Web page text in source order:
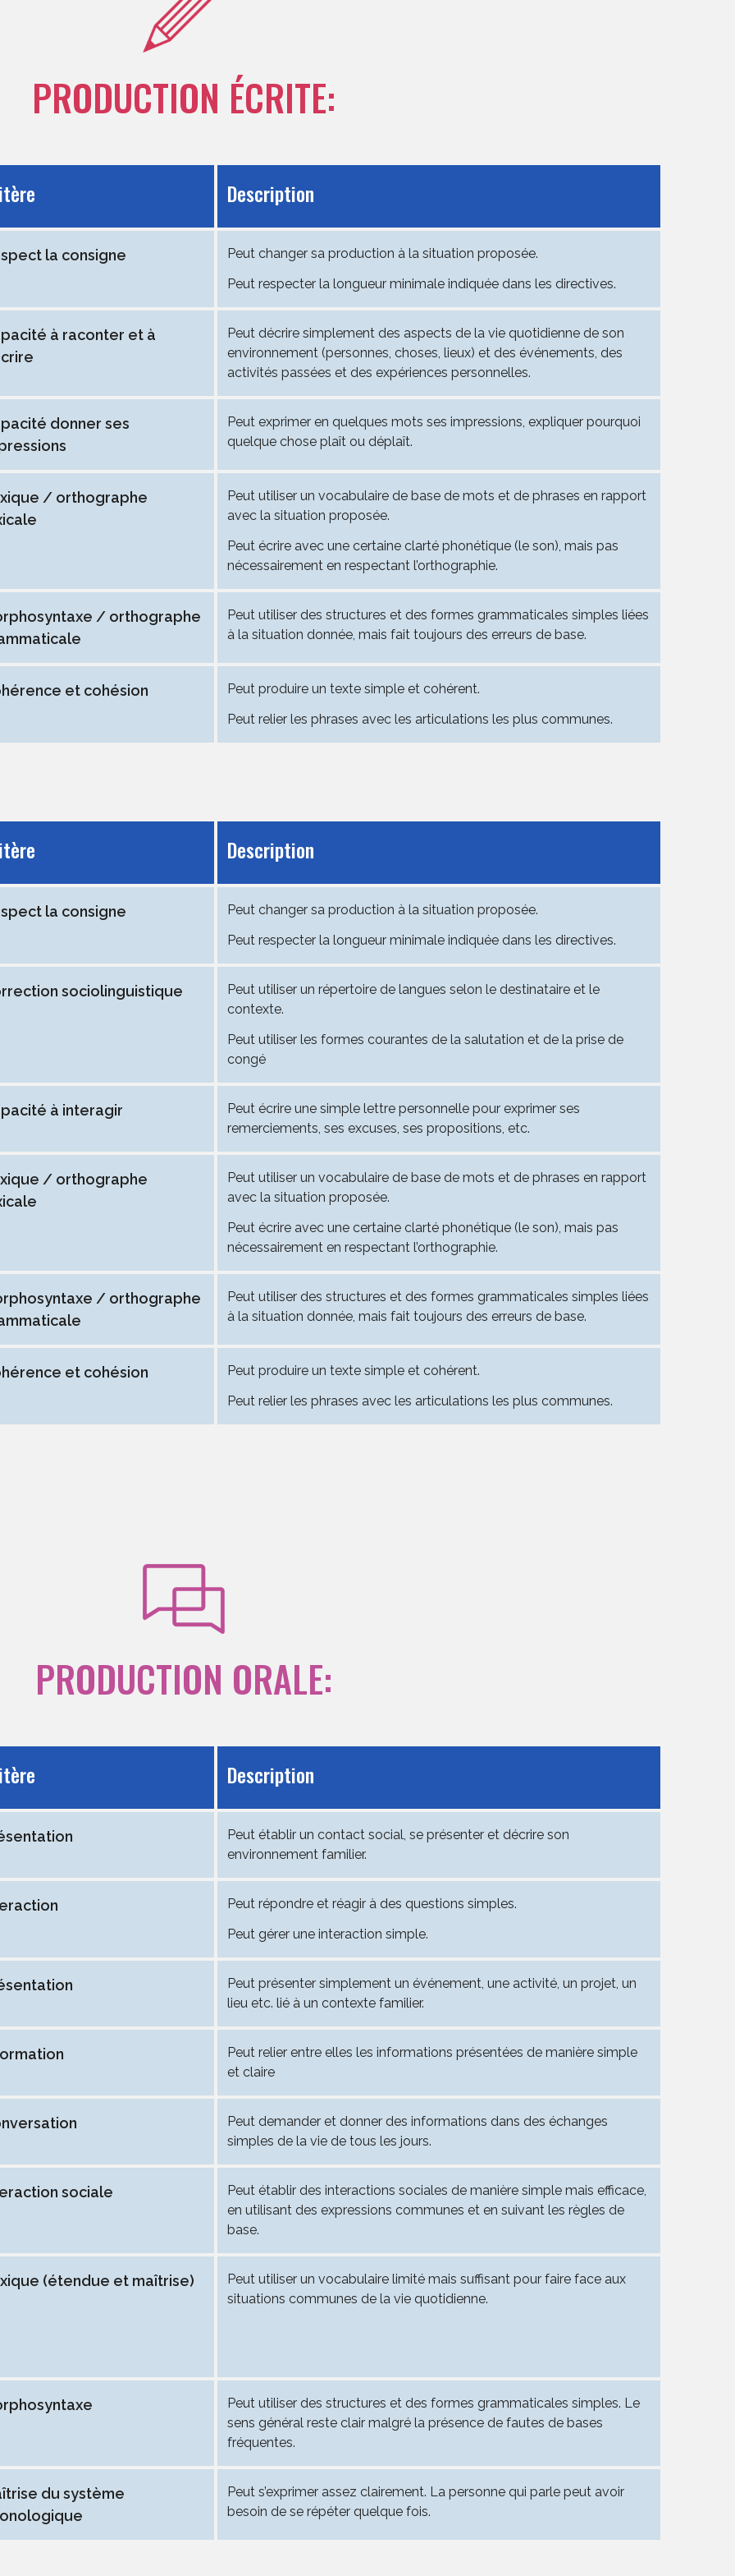
PRODUCTION ÉCRITE:
Description
la consigne
Peut changer sa production à la situation proposée.
Peut respecter la longueur minimale indiquée dans les directives.
à raconter et à
Peut décrire simplement des aspects de la vie quotidienne de son
environnement (personnes, choses, lieux) et des événements, des
activités passées et des expériences personnelles.
donner ses
Peut exprimer en quelques mots ses impressions, expliquer pourquoi
quelque chose plaît ou déplaît.
/ orthographe
Peut utiliser un vocabulaire de base de mots et de phrases en rapport
avec la situation proposée.
Peut écrire avec une certaine clarté phonétique (le son), mais pas
nécessairement en respectant l’orthographie.
/ orthographe
Peut utiliser des structures et des formes grammaticales simples liées
à la situation donnée, mais fait toujours des erreurs de base.
et cohésion
Peut produire un texte simple et cohérent.
Peut relier les phrases avec les articulations les plus communes.
Description
la consigne
Peut changer sa production à la situation proposée.
Peut respecter la longueur minimale indiquée dans les directives.
sociolinguistique
Peut utiliser un répertoire de langues selon le destinataire et le
contexte.
Peut utiliser les formes courantes de la salutation et de la prise de
congé
à interagir
Peut écrire une simple lettre personnelle pour exprimer ses
remerciements, ses excuses, ses propositions, etc.
/ orthographe
Peut utiliser un vocabulaire de base de mots et de phrases en rapport
avec la situation proposée.
Peut écrire avec une certaine clarté phonétique (le son), mais pas
nécessairement en respectant l’orthographie.
/ orthographe
Peut utiliser des structures et des formes grammaticales simples liées
à la situation donnée, mais fait toujours des erreurs de base.
et cohésion
Peut produire un texte simple et cohérent.
Peut relier les phrases avec les articulations les plus communes.
PRODUCTION ORALE:
Description
Peut établir un contact social, se présenter et décrire son
environnement familier.
Peut répondre et réagir à des questions simples.
Peut gérer une interaction simple.
Peut présenter simplement un événement, une activité, un projet, un
lieu etc. lié à un contexte familier.
Peut relier entre elles les informations présentées de manière simple
et claire
Peut demander et donner des informations dans des échanges
simples de la vie de tous les jours.
sociale
Peut établir des interactions sociales de manière simple mais efficace,
en utilisant des expressions communes et en suivant les règles de
base.
(étendue et maîtrise)
Peut utiliser un vocabulaire limité mais suffisant pour faire face aux
situations communes de la vie quotidienne.
Peut utiliser des structures et des formes grammaticales simples. Le
sens général reste clair malgré la présence de fautes de bases
fréquentes.
du système
Peut s’exprimer assez clairement. La personne qui parle peut avoir
besoin de se répéter quelque fois.